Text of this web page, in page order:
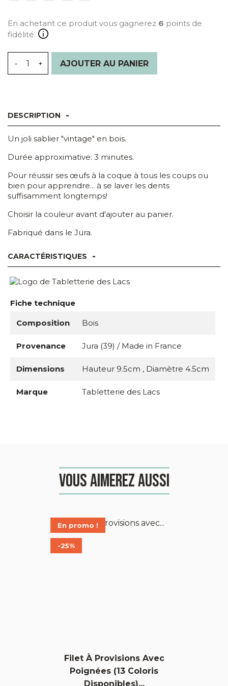
En achetant ce produit vous gagnerez 6 points de
fidélité.
AJOUTER AU PANIER
DESCRIPTION
Un joli sablier "vintage" en bois.
Durée approximative: 3 minutes.
Pour réussir ses œufs à la coque à tous les coups ou
bien pour apprendre... à se laver les dents
suffisamment longtemps!
Choisir la couleur avant d'ajouter au panier.
Fabriqué dans le Jura.
CARACTÉRISTIQUES
Fiche technique
Composition Bois
Provenance Jura (39) / Made in France
Dimensions Hauteur 9.5cm , Diamètre 4.5cm
Marque Tabletterie des Lacs
Vous aimerez aussi
Filet À Provisions Avec
Poignées (13 Coloris
Disponibles)...
En promo !
-25%